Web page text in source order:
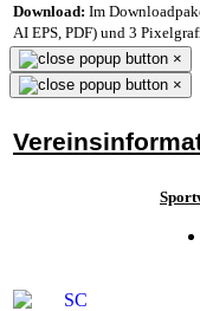
Download: Im
AI EPS, PDF) und 3
×
×